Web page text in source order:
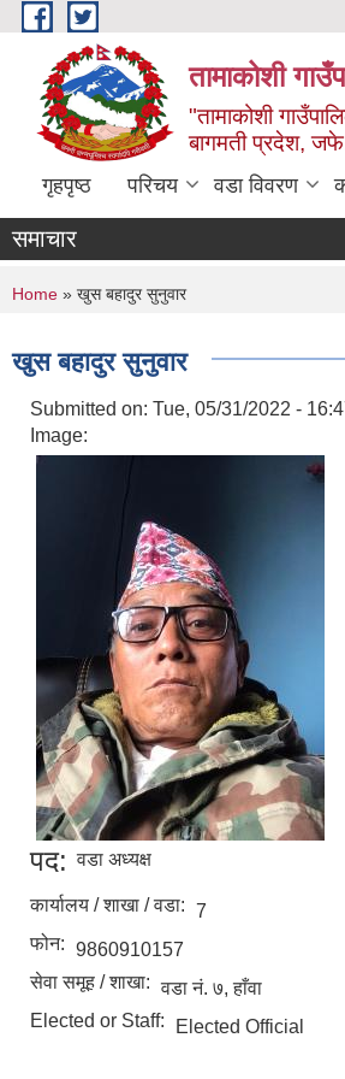
Skip to main content
तामाकोशी
"तामाकोशी
बागमती प्रदेश,
गृहपृष्ठ परिचय वडा विवरण
समाचार
You are here
Home » खुस बहादुर सुनुवार
खुस बहादुर सुनुवार
Submitted on: Tue, 05/31/2022 -
Image:
पद: वडा अध्यक्ष
कार्यालय / शाखा / वडा: 7
फोन: 9860910157
सेवा समूह / शाखा: वडा नं. ७, हाँवा
Elected or Staff:
Elected Official